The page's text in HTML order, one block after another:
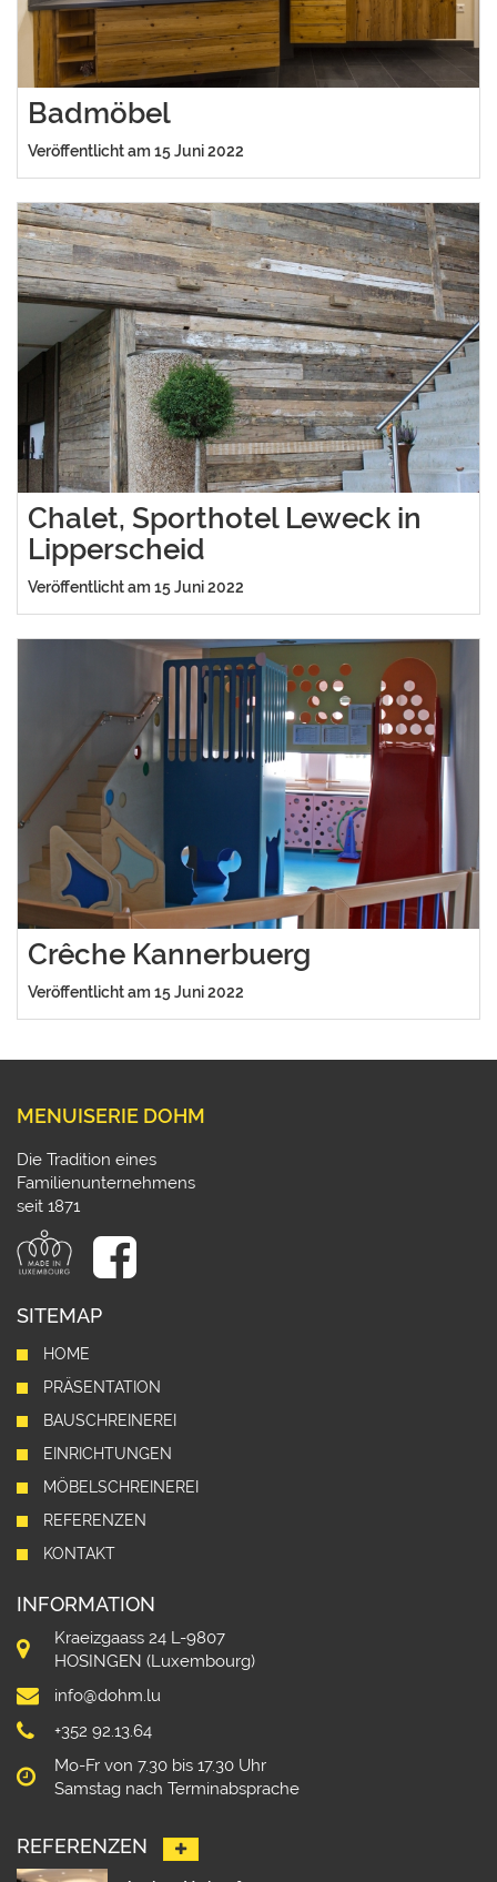
Badmöbel
Veröffentlicht am 15 Juni 2022
Chalet, Sporthotel Leweck in
Lipperscheid
Veröffentlicht am 15 Juni 2022
Crêche Kannerbuerg
Veröffentlicht am 15 Juni 2022
MENUISERIE DOHM
Die Tradition eines
Familienunternehmens
seit 1871
SITEMAP
HOME
PRÄSENTATION
BAUSCHREINEREI
EINRICHTUNGEN
MÖBELSCHREINEREI
REFERENZEN
KONTAKT
INFORMATION
Kraeizgaass 24 L-9807
HOSINGEN (Luxembourg)
info@dohm.lu
+352 92.13.64
Mo-Fr von 7.30 bis 17.30 Uhr
Samstag nach Terminabsprache
REFERENZEN